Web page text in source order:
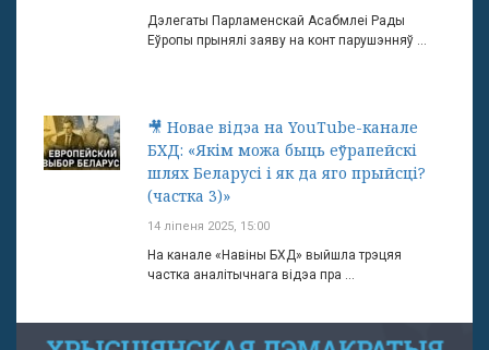
Дэлегаты Парламенскай Асабмлеі Рады
Еўропы прынялі заяву на конт парушэнняў ...
🎥 Новае відэа на YouTube-канале
БХД: «Якім можа быць еўрапейскі
шлях Беларусі і як да яго прыйсці?
(частка 3)»
14 ліпеня 2025, 15:00
На канале «Навіны БХД» выйшла трэцяя
частка аналітычнага відэа пра ...